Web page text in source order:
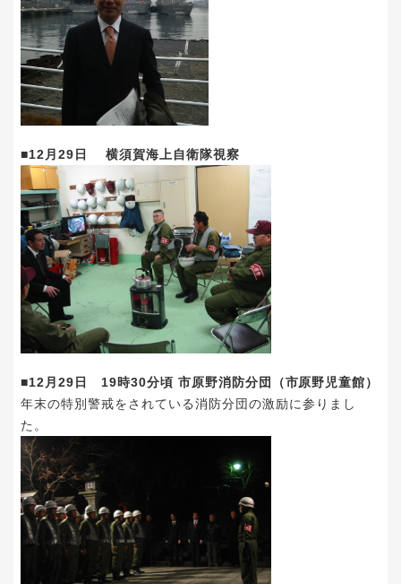
■12月29日 横須賀海上自衛隊視察
■12月29日 19時30分頃 市原野消防分団（市原野児童館）
年末の特別警戒をされている消防分団の激励に参りまし
た。